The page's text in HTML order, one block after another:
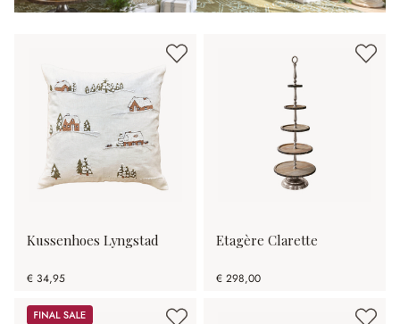
Kussenhoes Lyngstad
€ 34,95
Etagère Clarette
€ 298,00
Sale